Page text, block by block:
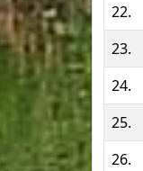
22.
23.
24.
25.
26.